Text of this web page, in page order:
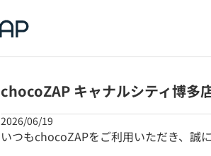
chocoZAP キャナルシティ博多
2026/06/19
いつもchocoZAPをご利用いただき、誠